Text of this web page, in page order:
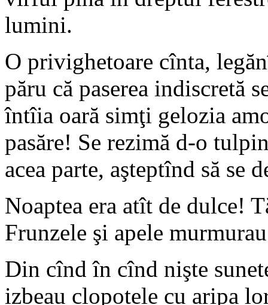
lumini.
O privighetoare cînta,
păru că paserea indiscretă
întîia oară simţi gelozia
pasăre! Se rezimă d-o
acea parte, aşteptînd să se
Noaptea era atît de dulce!
Frunzele şi apele
Din cînd în cînd nişte
izbeau clopotele cu aripa